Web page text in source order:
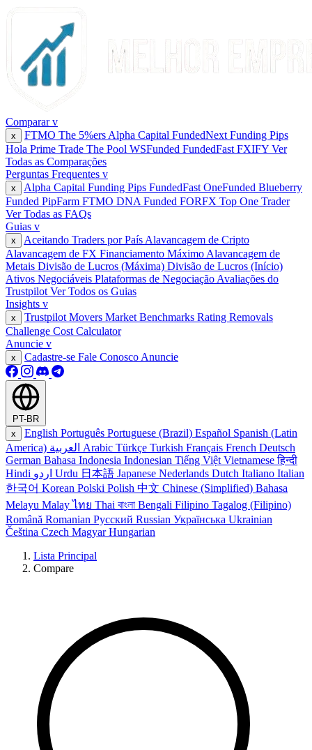
Compararv
x FTMO The 5%ers Alpha Capital FundedNext Funding Pips
Hola Prime Trade The Pool WSFunded FundedFast FXIFY Ver
Todas as Comparações
Perguntas Frequentes v
x Alpha Capital Funding Pips FundedFast OneFunded Blueberry
Funded PipFarm FTMO DNA Funded FORFX Top One Trader
Ver Todas as FAQs
Guias v
x Aceitando Traders por País Alavancagem de Cripto
Alavancagem de FX Financiamento Máximo Alavancagem de
Metais Divisão de Lucros (Máxima) Divisão de Lucros (Início)
Ativos Negociáveis Plataformas de Negociação Avaliações do
Trustpilot Ver Todos os Guias
Insights v
x Trustpilot Movers Market Benchmarks Rating Removals
Challenge Cost Calculator
Anuncie v
x Cadastre-se Fale Conosco Anuncie
PT-BR
x
English Português Portuguese (Brazil) Español Spanish (Latin
America) العربية Arabic Türkçe Turkish Français French Deutsch
German Bahasa Indonesia Indonesian Tiếng Việt Vietnamese हिन्दी
Hindi اردو Urdu 日本語 Japanese Nederlands Dutch Italiano Italian
한국어 Korean Polski Polish 中文 Chinese (Simplified) Bahasa
Melayu Malay ไทย Thai বাংলা Bengali Filipino Tagalog (Filipino)
Română Romanian Русский Russian Українська Ukrainian
Čeština Czech Magyar Hungarian
Lista Principal
Compare